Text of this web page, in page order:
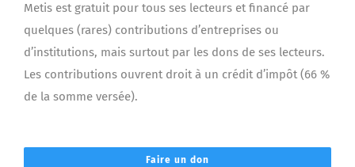
Metis est gratuit pour tous ses lecteurs et financé par
quelques (rares) contributions d’entreprises ou
d’institutions, mais surtout par les dons de ses lecteurs.
Les contributions ouvrent droit à un crédit d’impôt (66 %
de la somme versée).
Faire un don